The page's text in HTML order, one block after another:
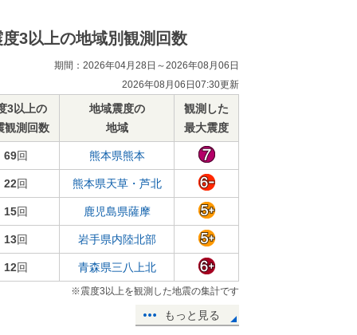
度3以上の地域別観測回数
期間：2026年04月28日～2026年08月06日
2026年08月06日07:30更新
3以上の
観測回数
地域震度の
地域
観測した
最大震度
69回 熊本県熊本
22回 熊本県天草・芦北
15回 鹿児島県薩摩
13回 岩手県内陸北部
12回 青森県三八上北
※震度3以上を観測した地震の集計です
もっと見る